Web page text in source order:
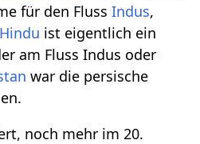
für den FlussIndus,
Hindu ist eigentlich ein
am Fluss Indus oder
war die persische
noch mehr im 20.